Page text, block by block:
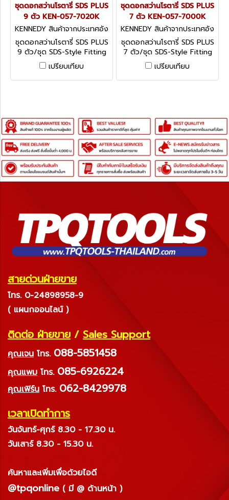
ชุดดอกสว่านโรตารี่ SDS PLUS
9 ตัว KEN-057-7020K
KENNEDY สินค้าจากประเทศอัง
กฤษ KEN-057-7020K
ชุดดอกสว่านโรตารี่ SDS PLUS
9 ตัว/ชุด SDS-Style Fitting
Drill Bit Sets
เปรียบเทียบ
ชุดดอกสว่านโรตารี่ SDS PLUS
7 ตัว KEN-057-7000K
KENNEDY สินค้าจากประเทศอัง
กฤษ-1
ชุดดอกสว่านโรตารี่ SDS PLUS
7 ตัว/ชุด SDS-Style Fitting
Drill Bit Sets
เปรียบเทียบ
สายด่วนฝ่ายขาย
โทร. 0-24898958-9
( แผนกออนไลน์ )
ติดต่อ ฝ่ายขาย / Sales Support
คุณเจน โทร. 088-5851458
คุณแพม โทร. 085-6926224
คุณเฟิร์น โทร. 062-8429978
เวลาเปิดทำการ
วันจันทร์-ศุกร์ 8.30 - 17.30 น.
วันเสาร์ 8.30 - 15.30 น.
ค้นหาและเพิ่มเพื่อด้วยไอดี
@tpqonline ( มี @ ด้านหน้า )